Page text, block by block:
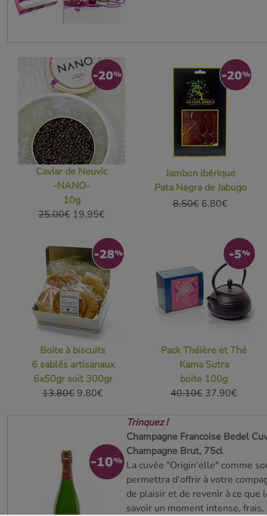
Caviar de Neuvic
-NANO-
10g
25.00€ 19.95€
Jambon ibérique
Pata Negra de Jabugo
8.50€ 6.80€
Boite à biscuits
6 sablés artisanaux
6x50gr soit 300gr
13.80€ 9.80€
Pack Théière et Thé
Kama Sutra
boite 100g
40.10€ 37.90€
Trinquez !
Champagne Francoise Bedel
Champagne Brut, 75cl
La cuvée "Origin'elle" comme
permettra d'offrir à votre
de plaisir et de revenir à ce que
savoir un moment intense,